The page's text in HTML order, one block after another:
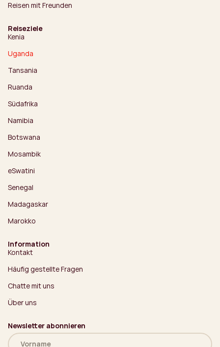
Reisen mit Freunden
Reiseziele
Kenia
Uganda
Tansania
Ruanda
Südafrika
Namibia
Botswana
Mosambik
eSwatini
Senegal
Madagaskar
Marokko
Information
Kontakt
Häufig gestellte Fragen
Chatte mit uns
Über uns
Newsletter abonnieren
Name